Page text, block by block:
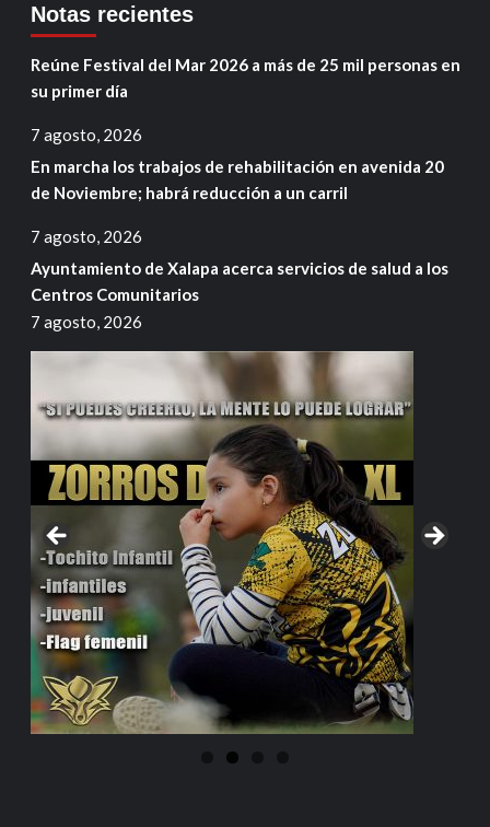
Notas recientes
Reúne Festival del Mar 2026 a más de 25 mil personas en
su primer día
7 agosto, 2026
En marcha los trabajos de rehabilitación en avenida 20
de Noviembre; habrá reducción a un carril
7 agosto, 2026
Ayuntamiento de Xalapa acerca servicios de salud a los
Centros Comunitarios
7 agosto, 2026